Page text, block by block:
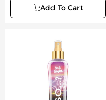
Add To Cart